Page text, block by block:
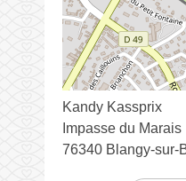
Kandy Kassprix
Impasse du Marais
76340 Blangy-sur-